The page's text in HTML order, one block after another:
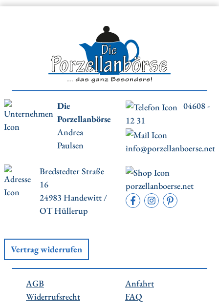
Die
Porzellanbörse
Andrea
Paulsen
04608 -
12 31
info@porzellanboerse.net
Bredstedter Straße
16
24983 Handewitt /
OT Hüllerup
porzellanboerse.net
Vertrag widerrufen
AGB
Widerrufsrecht
Anfahrt
FAQ